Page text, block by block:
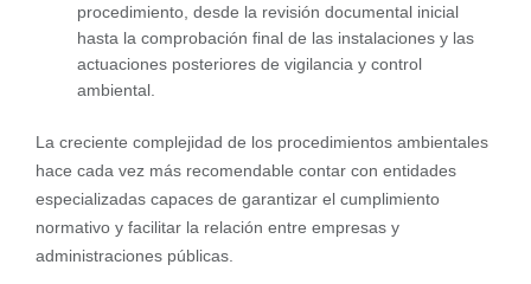
procedimiento, desde la revisión documental inicial
hasta la comprobación final de las instalaciones y las
actuaciones posteriores de vigilancia y control
ambiental.
La creciente complejidad de los procedimientos ambientales
hace cada vez más recomendable contar con entidades
especializadas capaces de garantizar el cumplimiento
normativo y facilitar la relación entre empresas y
administraciones públicas.